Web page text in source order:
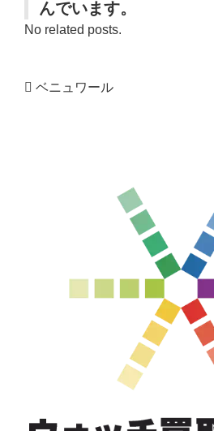
んでいます。
No related posts.
ベニュワール